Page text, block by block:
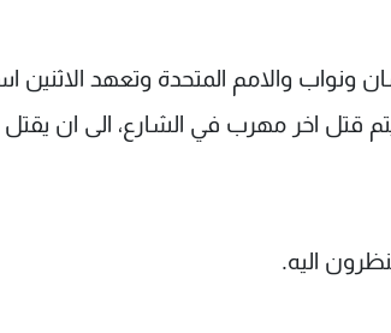
ونواب والامم المتحدة وتعهد الاثنين
قتل اخر مهرب في الشارع، الى ان يقتل
اليه.